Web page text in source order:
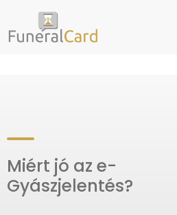
Miért jó az e-
Gyászjelentés?